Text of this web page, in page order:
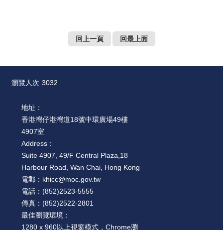
回上一頁 回最上面
瀏覽人次 3032
地址：
香港灣仔港灣道18號中環廣場49樓
4907室
Address：
Suite 4907, 49/F Central Plaza,18
Harbour Road, Wan Chai, Hong Kong
電郵： khicc@moc.gov.tw
電話： (852)2523-5555
傳真： (852)2522-2801
最佳瀏覽環境：
1280 x 960以上視窗模式，Chrome瀏